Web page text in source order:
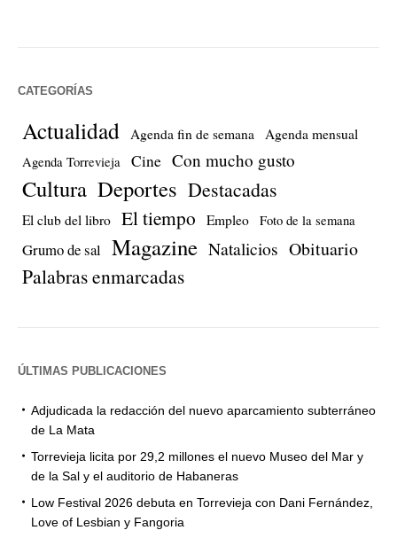
CATEGORÍAS
Actualidad Agenda fin de semana Agenda mensual
Agenda Torrevieja Cine Con mucho gusto
Cultura Deportes Destacadas
El club del libro El tiempo Empleo Foto de la semana
Grumo de sal Magazine Natalicios Obituario
Palabras enmarcadas
ÚLTIMAS PUBLICACIONES
Adjudicada la redacción del nuevo aparcamiento subterráneo
de La Mata
Torrevieja licita por 29,2 millones el nuevo Museo del Mar y
de la Sal y el auditorio de Habaneras
Low Festival 2026 debuta en Torrevieja con Dani Fernández,
Love of Lesbian y Fangoria